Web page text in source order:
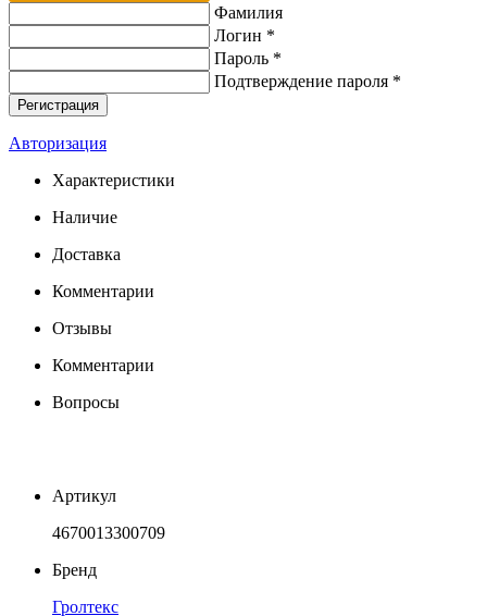
Фамилия
Логин *
Пароль *
Подтверждение пароля *
Авторизация
Характеристики
Наличие
Доставка
Комментарии
Отзывы
Комментарии
Вопросы
Артикул
4670013300709
Бренд
Гролтекс